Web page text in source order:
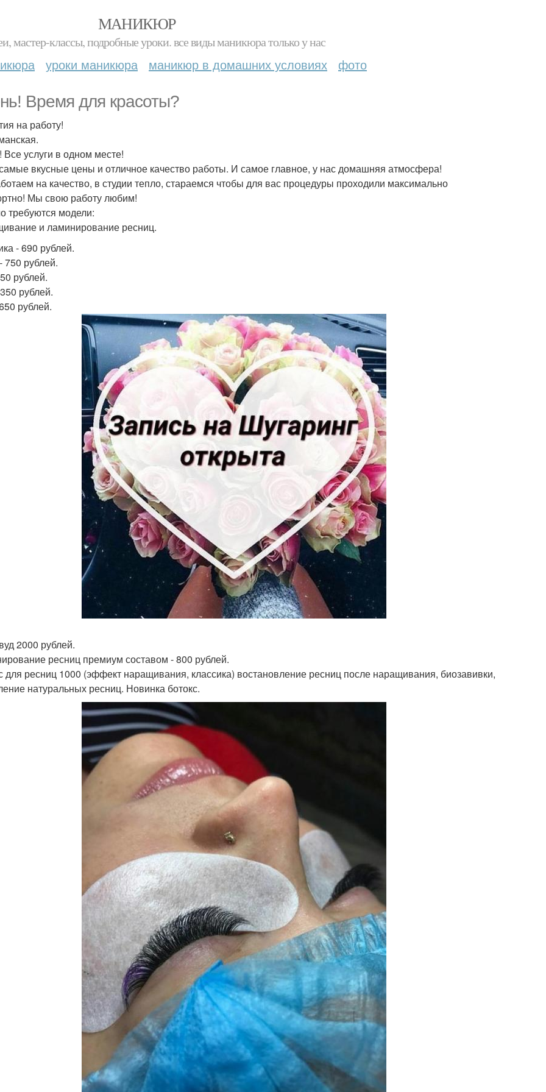
МАНИКЮР
мастер-классы, подробные уроки. все виды маникюра только у нас
уроки маникюра маникюр в домашних условиях фото
Время для красоты?
на работу!
Все услуги в одном месте!
вкусные цены и отличное качество работы. И самое главное, у нас домашняя атмосфера!
на качество, в студии тепло, стараемся чтобы для вас процедуры проходили максимально
Мы свою работу любим!
требуются модели:
и ламинирование ресниц.
- 690 рублей.
750 рублей.
рублей.
рублей.
рублей.
2000 рублей.
ресниц премиум составом - 800 рублей.
для ресниц 1000 (эффект наращивания, классика) востановление ресниц после наращивания, биозавивки,
натуральных ресниц. Новинка ботокс.